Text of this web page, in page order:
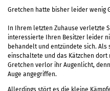
Gretchen hatte bisher leider wenig
In Ihrem letzten Zuhause verletzte
interessierte Ihren Besitzer leider
behandelt und entzündete sich. Als
einschaltete und das Kätzchen
Gretchen verlor ihr Augenlicht,
Auge angegriffen.
Allerdings stört es die kleine